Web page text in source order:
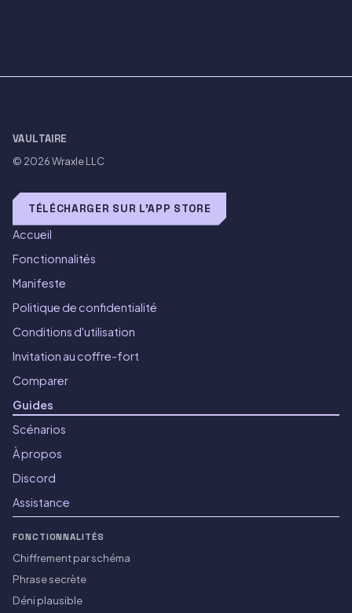
VAULTAIRE
© 2026Wraxle LLC
TÉLÉCHARGER SUR L'APP STORE
Accueil
Fonctionnalités
Manifeste
Politique de confidentialité
Conditions d'utilisation
Invitation au coffre-fort
Comparer
Guides
Scénarios
À propos
Discord
Assistance
FONCTIONNALITÉS
Chiffrement par schéma
Phrase secrète
Déni plausible